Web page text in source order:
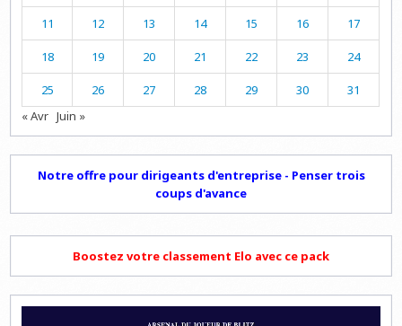
11 12 13 14 15 16 17
18 19 20 21 22 23 24
25 26 27 28 29 30
31
« Avr Juin »
Notre offre pour dirigeants d'entreprise - Penser trois
coups d'avance
Boostez votre classement Elo avec ce pack